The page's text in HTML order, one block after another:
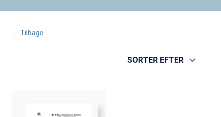
← Tilbage
SORTER EFTER